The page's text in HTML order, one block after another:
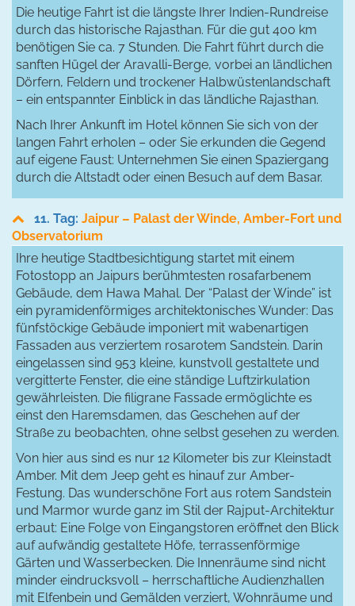
Die heutige Fahrt ist die längste Ihrer Indien-Rundreise
durch das historische Rajasthan. Für die gut 400 km
benötigen Sie ca. 7 Stunden. Die Fahrt führt durch die
sanften Hügel der Aravalli-Berge, vorbei an ländlichen
Dörfern, Feldern und trockener Halbwüstenlandschaft
– ein entspannter Einblick in das ländliche Rajasthan.
Nach Ihrer Ankunft im Hotel können Sie sich von der
langen Fahrt erholen – oder Sie erkunden die Gegend
auf eigene Faust: Unternehmen Sie einen Spaziergang
durch die Altstadt oder einen Besuch auf dem Basar.
11. Tag: Jaipur – Palast der Winde, Amber-Fort und
Observatorium
Ihre heutige Stadtbesichtigung startet mit einem
Fotostopp an Jaipurs berühmtesten rosafarbenem
Gebäude, dem Hawa Mahal. Der “Palast der Winde” ist
ein pyramidenförmiges architektonisches Wunder: Das
fünfstöckige Gebäude imponiert mit wabenartigen
Fassaden aus verziertem rosarotem Sandstein. Darin
eingelassen sind 953 kleine, kunstvoll gestaltete und
vergitterte Fenster, die eine ständige Luftzirkulation
gewährleisten. Die filigrane Fassade ermöglichte es
einst den Haremsdamen, das Geschehen auf der
Straße zu beobachten, ohne selbst gesehen zu werden.
Von hier aus sind es nur 12 Kilometer bis zur Kleinstadt
Amber. Mit dem Jeep geht es hinauf zur Amber-
Festung. Das wunderschöne Fort aus rotem Sandstein
und Marmor wurde ganz im Stil der Rajput-Architektur
erbaut: Eine Folge von Eingangstoren eröffnet den Blick
auf aufwändig gestaltete Höfe, terrassenförmige
Gärten und Wasserbecken. Die Innenräume sind nicht
minder eindrucksvoll – herrschaftliche Audienzhallen
mit Elfenbein und Gemälden verziert, Wohnräume und